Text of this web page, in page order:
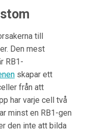
till
Den mest
RB1-
skapar ett
från att
har varje cell två
minst en RB1-gen
den inte att bilda